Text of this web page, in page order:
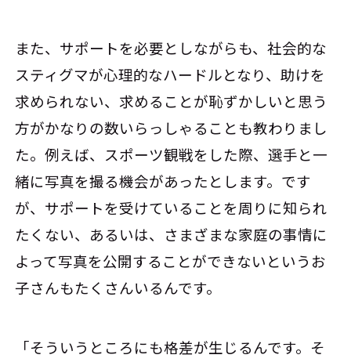
また、サポートを必要としながらも、社会的な
スティグマが心理的なハードルとなり、助けを
求められない、求めることが恥ずかしいと思う
方がかなりの数いらっしゃることも教わりまし
た。例えば、スポーツ観戦をした際、選手と一
緒に写真を撮る機会があったとします。です
が、サポートを受けていることを周りに知られ
たくない、あるいは、さまざまな家庭の事情に
よって写真を公開することができないというお
子さんもたくさんいるんです。
「そういうところにも格差が生じるんです。そ